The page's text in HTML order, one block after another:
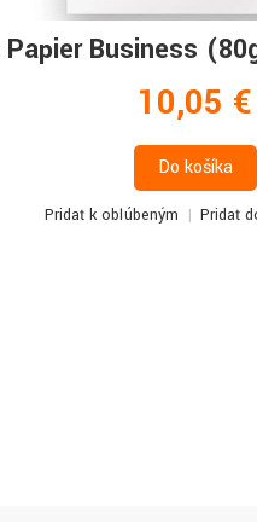
Papier Business
10,05 €
Do košíka
Pridať k obľúbeným Pridať